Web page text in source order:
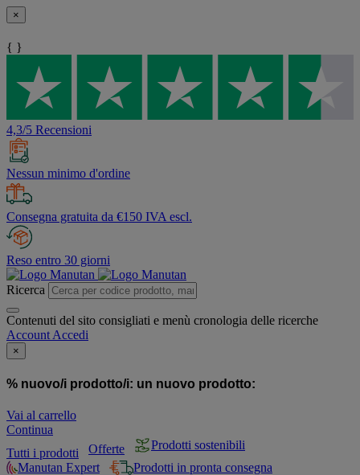
×
{ }
4,3/5 Recensioni
Nessun minimo d'ordine
Consegna gratuita da €150 IVA escl.
Reso entro 30 giorni
Ricerca
Contenuti del sito consigliati e menù cronologia delle ricerche
Account Accedi
×
% nuovo/i prodotto/i: un nuovo prodotto:
Vai al carrello
Continua
Tutti i prodotti
Offerte
Prodotti sostenibili
Manutan Expert
Prodotti in pronta consegna